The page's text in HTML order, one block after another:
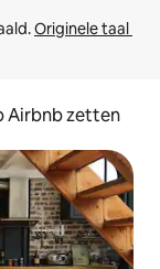
Originele taal
Airbnb zetten